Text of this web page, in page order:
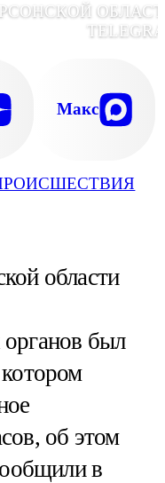
Макс
области
был
об этом
в